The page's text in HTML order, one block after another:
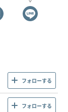
フォローする
フォローする